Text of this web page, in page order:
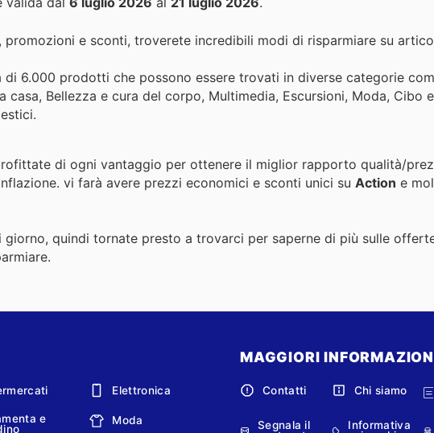
e sconti, troverete incredibili modi di risparmiare su
6.000 prodotti che possono essere trovati in diverse categorie
Bellezza e cura del corpo, Multimedia, Escursioni, Moda, Cibo
di ogni vantaggio per ottenere il miglior rapporto qualità/
vi farà avere prezzi economici e sconti unici su Action e
quindi tornate presto a trovarci per saperne di più sulle
Elettronica
e
Moda
MAGGIORI
Contatti Chi siamo
Segnala il
Informativa